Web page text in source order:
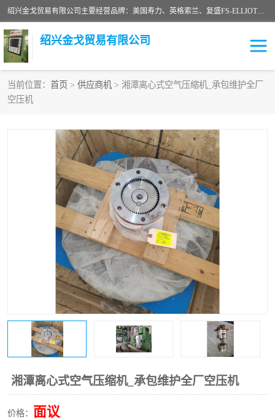
绍兴金戈贸易有限公司主要经营品牌：美国寿力、英格索兰、复盛FS-ELLIOTT，库伯COOPER、阿特拉斯等品牌空压机及配件销售；承接全厂空气压缩机管理、维护保养；节能改造；气体干燥机销售、维护、维修、保养。销售各种品牌空压机空气滤芯、油滤芯、油气分离器；精密过滤器滤芯；除油雾滤芯；抽真空滤芯，消音器，疏水器。劳务承接：全厂空压机维修保养工程，安装工程；移机或汰换工程；节能改造工程等。
绍兴金戈贸易有限公司
当前位置： 首页 > 供应商机 > 湘潭离心式空气压缩机_承包维护全厂
空压机
湘潭离心式空气压缩机_承包维护全厂空压机
价格： 面议
二手空压机
超级冷却剂 英格索兰配件
中车鼓风机 闽台富源特种陶瓷
美国寿力空压机零部件 英格索兰离心机空滤芯
英格索兰COOPER离心机 库伯卡麦隆离心机零件
微电脑控制器 离心式压缩机高速转子组
复盛离心机零件 中冷耐高温气侧密封胶垫
空气过滤器 阿特拉斯
冷却器 复盛FS-elliott离心机零件
CAMERON空压机维修 CAMERON空压机显示屏